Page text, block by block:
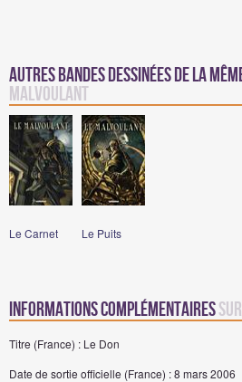
Autres bandes dessinées de la
Malvoulant
Le Carnet Le Puits
Informations complémentairessur
Titre (France) : Le Don
Date de sortie officielle (France) : 8 mars 2006